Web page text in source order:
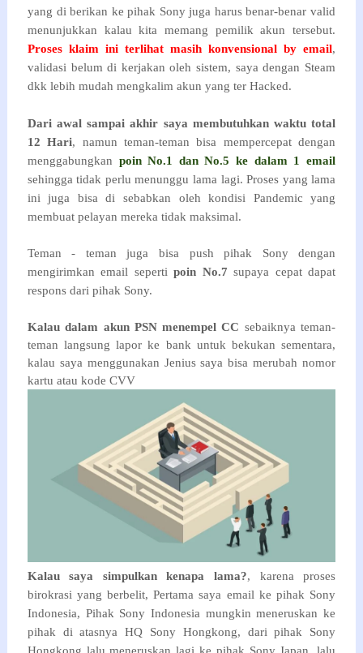
yang di berikan ke pihak Sony juga harus benar-benar valid
menunjukkan kalau kita memang pemilik akun tersebut.
Proses klaim ini terlihat masih konvensional by email,
validasi belum di kerjakan oleh sistem, saya dengan Steam
dkk lebih mudah mengkalim akun yang ter Hacked.
Dari awal sampai akhir saya membutuhkan waktu total
12 Hari, namun teman-teman bisa mempercepat dengan
menggabungkan poin No.1 dan No.5 ke dalam 1 email
sehingga tidak perlu menunggu lama lagi. Proses yang lama
ini juga bisa di sebabkan oleh kondisi Pandemic yang
membuat pelayan mereka tidak maksimal.
Teman - teman juga bisa push pihak Sony dengan
mengirimkan email sepertipoin No.7supaya cepat dapat
respons dari pihak Sony.
Kalau dalam akun PSN menempel CC sebaiknya teman-
teman langsung lapor ke bank untuk bekukan sementara,
kalau saya menggunakan Jenius saya bisa merubah nomor
kartu atau kode CVV
Kalau saya simpulkan kenapa lama?, karena proses
birokrasi yang berbelit, Pertama saya email ke pihak Sony
Indonesia, Pihak Sony Indonesia mungkin meneruskan ke
pihak di atasnya HQ Sony Hongkong, dari pihak Sony